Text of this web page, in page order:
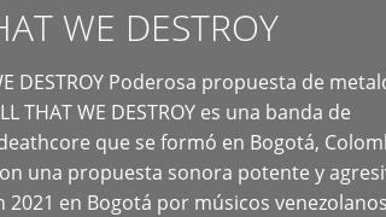
WE DESTROY
DESTROY Poderosa propuesta de
THAT WE DESTROY es una banda de
que se formó en Bogotá,
una propuesta sonora potente y
2021 en Bogotá por músicos